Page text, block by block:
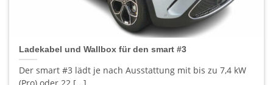
Ladekabel und Wallbox für den smart #3
Der smart #3 lädt je nach Ausstattung mit bis zu 7,4 kW